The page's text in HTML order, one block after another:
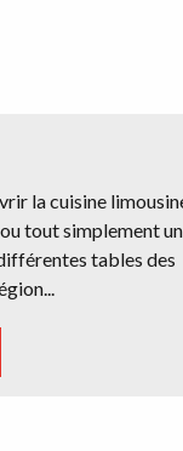
la cuisine
tout simplement
tables des